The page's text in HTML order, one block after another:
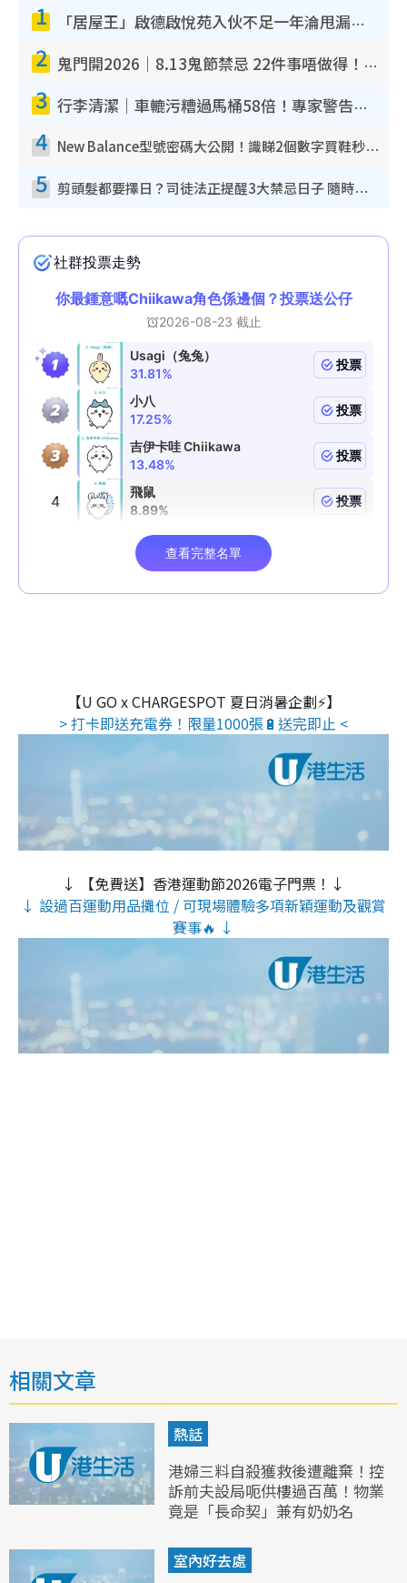
m
e
1 「居屋王」啟德啟悅苑入伙不足一年淪甩漏之王！插頭噴火花致大停電 多戶業主全屋家電報銷
2 鬼門開2026｜8.13鬼節禁忌 22件事唔做得！燒肉、刺身要少食？半夜勿吹口哨/打呢個電話
3 行李清潔｜車轆污糟過馬桶58倍！專家警告忌用酒精抹 教1招免污手除菌
4 New Balance型號密碼大公開！識睇2個數字買鞋秒知功能免中伏 附5大熱門鞋款
5 剪頭髮都要擇日？司徒法正提醒3大禁忌日子 隨時剪走財運！呢日剪髮恐「剪壽命」？
【U GO x CHARGESPOT 夏日消暑企劃⚡】
> 打卡即送充電券！限量1000張🔋送完即止 <
↓ 【免費送】香港運動節2026電子門票！↓
↓ 設過百運動用品攤位 / 可現場體驗多項新穎運動及觀賞
賽事🔥 ↓
相關文章
熱話
港婦三料自殺獲救後遭離棄！控
訴前夫設局呃供樓過百萬！物業
竟是「長命契」兼有奶奶名
室內好去處